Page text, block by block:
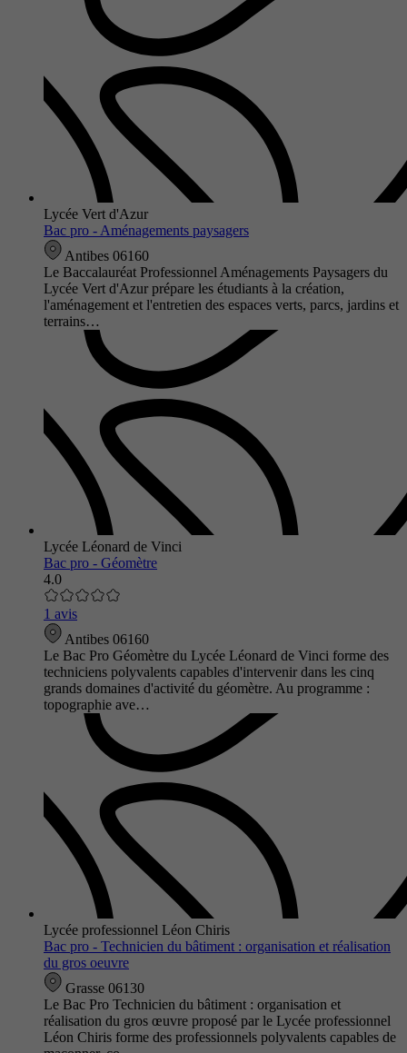
Lycée Vert d'Azur
Bac pro - Aménagements paysagers
Antibes 06160
Le Baccalauréat Professionnel Aménagements Paysagers du
Lycée Vert d'Azur prépare les étudiants à la création,
l'aménagement et l'entretien des espaces verts, parcs, jardins et
terrains…
Lycée Léonard de Vinci
Bac pro - Géomètre
4.0
1 avis
Antibes 06160
Le Bac Pro Géomètre du Lycée Léonard de Vinci forme des
techniciens polyvalents capables d'intervenir dans les cinq
grands domaines d'activité du géomètre. Au programme :
topographie ave…
Lycée professionnel Léon Chiris
Bac pro - Technicien du bâtiment : organisation et réalisation
du gros oeuvre
Grasse 06130
Le Bac Pro Technicien du bâtiment : organisation et
réalisation du gros œuvre proposé par le Lycée professionnel
Léon Chiris forme des professionnels polyvalents capables de